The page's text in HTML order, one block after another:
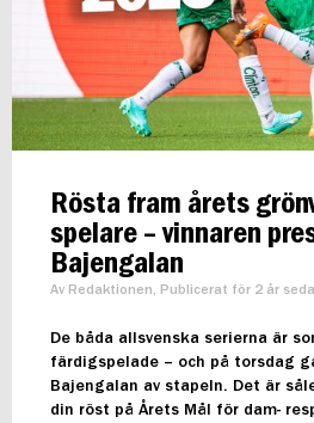
Rösta fram årets
spelare – vinnaren
Bajengalan
Av Redaktionen, Publicerat för 2 år
De båda allsvenska serierna är
färdigspelade – och på torsdag
Bajengalan av stapeln. Det är
din röst på Årets Mål för dam-